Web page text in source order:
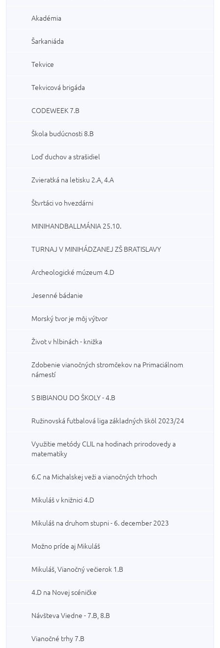
Akadémia
Šarkaniáda
Tekvice
Tekvicová brigáda
CODEWEEK 7.B
Škola budúcnosti 8.B
Loď duchov a strašidiel
Zvieratká na letisku 2.A, 4.A
Štvrtáci vo hvezdárni
MINIHANDBALLMÁNIA 25.10.
TURNAJ V MINIHÁDZANEJ ZŠ BRATISLAVY
Archeologické múzeum 4.D
Jesenné bádanie
Morský tvor je môj výtvor
Život v hlbinách - knižka
Zdobenie vianočných stromčekov na Primaciálnom
námestí
S BIBIANOU DO ŠKOLY - 4.B
Ružinovská futbalová liga základných škôl 2023/24
Využitie metódy CLIL na hodinach prirodovedy a
matematiky
6.C na Michalskej veži a vianočných trhoch
Mikuláš v knižnici 4.D
Mikuláš na druhom stupni - 6. december 2023
Možno príde aj Mikuláš
Mikuláš, Vianočný večierok 1.B
4.D na Novej scéničke
Návšteva Viedne - 7.B, 8.B
Vianočné trhy 7.B